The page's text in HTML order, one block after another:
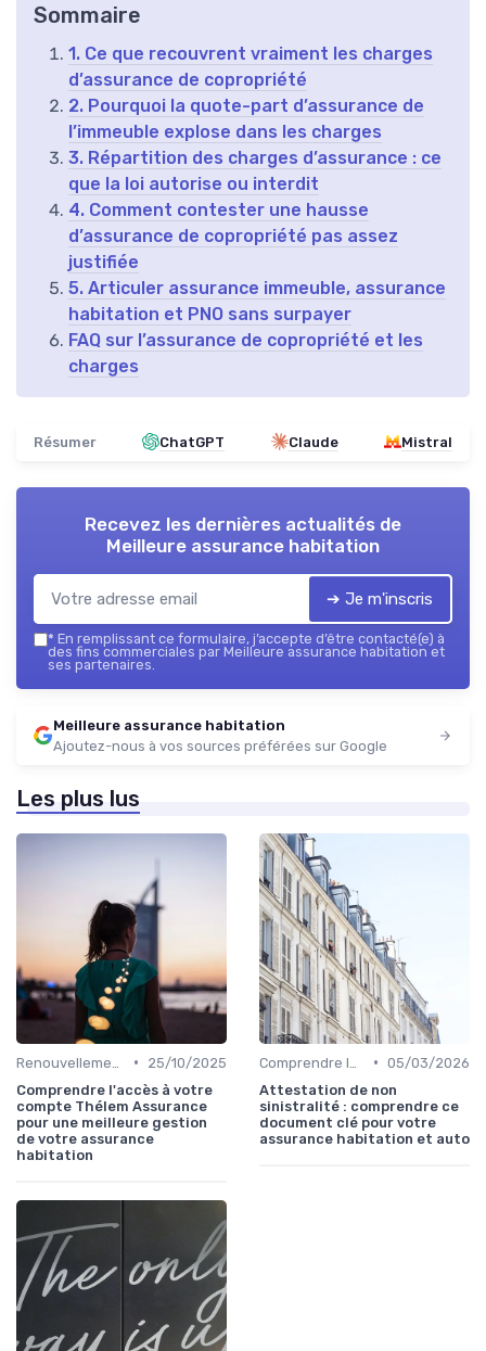
Sommaire
1. Ce que recouvrent vraiment les charges
d’assurance de copropriété
2. Pourquoi la quote-part d’assurance de
l’immeuble explose dans les charges
3. Répartition des charges d’assurance : ce
que la loi autorise ou interdit
4. Comment contester une hausse
d’assurance de copropriété pas assez
justifiée
5. Articuler assurance immeuble, assurance
habitation et PNO sans surpayer
FAQ sur l’assurance de copropriété et les
charges
Résumer ChatGPT Claude Mistral
Recevez les dernières actualités de
Meilleure assurance habitation
➔ Je m'inscris
* En remplissant ce formulaire, j’accepte d’être contacté(e) à
des fins commerciales par Meilleure assurance habitation et
ses partenaires.
Meilleure assurance habitation
Ajoutez-nous à vos sources préférées sur Google
Les plus lus
•
25/10/2025
Comprendre l'accès à votre
compte Thélem Assurance
pour une meilleure gestion
de votre assurance
habitation
• 05/03/2026
Attestation de non
sinistralité : comprendre ce
document clé pour votre
assurance habitation et auto